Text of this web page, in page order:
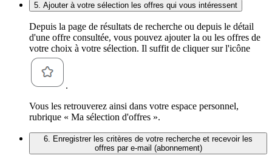
5. Ajouter à votre sélection les offres qui vous intéressent
Depuis la page de résultats de recherche ou depuis le détail
d'une offre consultée, vous pouvez ajouter la ou les offres de
votre choix à votre sélection. Il suffit de cliquer sur l'icône
.
Vous les retrouverez ainsi dans votre espace personnel,
rubrique « Ma sélection d'offres ».
6. Enregistrer les critères de votre recherche et recevoir les
offres par e-mail (abonnement)